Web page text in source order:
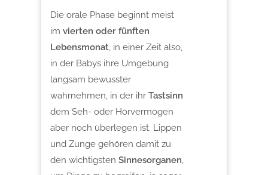
Die orale Phase beginnt meist
im vierten oder fünften
Lebensmonat, in einer Zeit also,
in der Babys ihre Umgebung
langsam bewusster
wahrnehmen, in der ihr Tastsinn
dem Seh- oder Hörvermögen
aber noch überlegen ist. Lippen
und Zunge gehören damit zu
den wichtigsten Sinnesorganen,